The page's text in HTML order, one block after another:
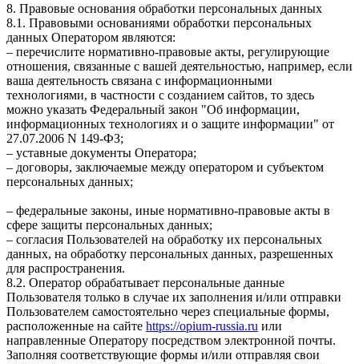
8. Правовые основания обработки персональных данных
8.1. Правовыми основаниями обработки персональных
данных Оператором являются:
– перечислите нормативно-правовые акты, регулирующие
отношения, связанные с вашей деятельностью, например, если
ваша деятельность связана с информационными
технологиями, в частности с созданием сайтов, то здесь
можно указать Федеральный закон "Об информации,
информационных технологиях и о защите информации" от
27.07.2006 N 149-ФЗ;
– уставные документы Оператора;
– договоры, заключаемые между оператором и субъектом
персональных данных;
– федеральные законы, иные нормативно-правовые акты в
сфере защиты персональных данных;
– согласия Пользователей на обработку их персональных
данных, на обработку персональных данных, разрешенных
для распространения.
8.2. Оператор обрабатывает персональные данные
Пользователя только в случае их заполнения и/или отправки
Пользователем самостоятельно через специальные формы,
расположенные на сайте https://opium-russia.ru или
направленные Оператору посредством электронной почты.
Заполняя соответствующие формы и/или отправляя свои